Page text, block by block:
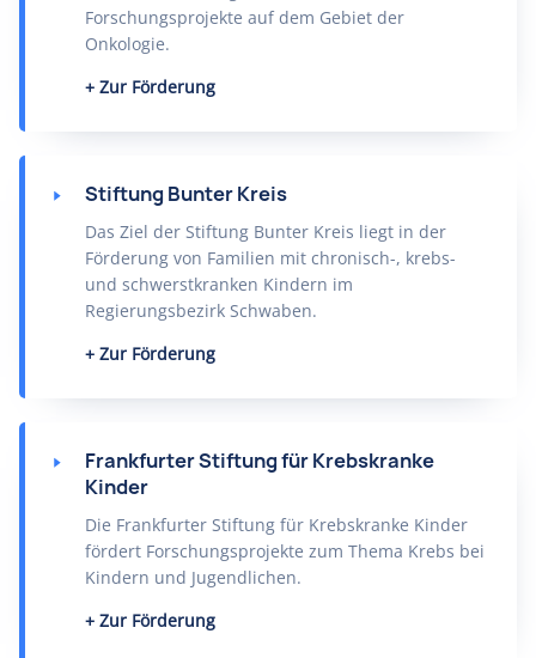
Forschungsprojekte auf dem Gebiet der
Onkologie.
Zur Förderung
Stiftung Bunter Kreis
Das Ziel der Stiftung Bunter Kreis liegt in der
Förderung von Familien mit chronisch-, krebs-
und schwerstkranken Kindern im
Regierungsbezirk Schwaben.
Zur Förderung
Frankfurter Stiftung für Krebskranke
Kinder
Die Frankfurter Stiftung für Krebskranke Kinder
fördert Forschungsprojekte zum Thema Krebs bei
Kindern und Jugendlichen.
Zur Förderung